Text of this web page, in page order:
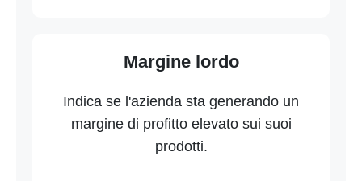
Margine lordo
Indica se l'azienda sta generando un
margine di profitto elevato sui suoi
prodotti.